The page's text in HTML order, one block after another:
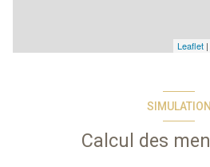
Leaflet |
SIMULATION
Calcul des